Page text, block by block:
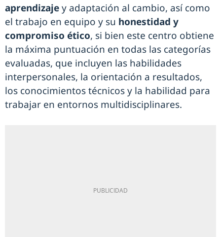
aprendizajey adaptación al cambio, así como
el trabajo en equipo y su honestidad y
compromiso ético, si bien este centro obtiene
la máxima puntuación en todas las categorías
evaluadas, que incluyen las habilidades
interpersonales, la orientación a resultados,
los conocimientos técnicos y la habilidad para
trabajar en entornos multidisciplinares.